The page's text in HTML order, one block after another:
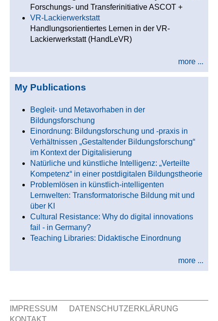
Forschungs- und Transferinitiative ASCOT +
VR-Lackierwerkstatt
Handlungsorientiertes Lernen in der VR-
Lackierwerkstatt (HandLeVR)
more ...
My Publications
Begleit- und Metavorhaben in der
Bildungsforschung
Einordnung: Bildungsforschung und -praxis in
Verhältnissen „Gestaltender Bildungsforschung“
im Kontext der Digitalisierung
Natürliche und künstliche Intelligenz: „Verteilte
Kompetenz“ in einer postdigitalen Bildungstheorie
Problemlösen in künstlich-intelligenten
Lernwelten: Transformatorische Bildung mit und
über KI
Cultural Resistance: Why do digital innovations
fail - in Germany?
Teaching Libraries: Didaktische Einordnung
more ...
IMPRESSUM
DATENSCHUTZERKLÄRUNG
KONTAKT